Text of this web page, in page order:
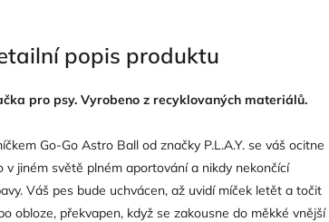
popis produktu
pro psy. Vyrobeno z recyklovaných materiálů.
Go-Go Astro Ball od značky P.L.A.Y. se váš ocitne
v jiném světě plném aportování a nikdy nekončící
Váš pes bude uchvácen, až uvidí míček letět a točit
obloze, překvapen, když se zakousne do měkké vnější